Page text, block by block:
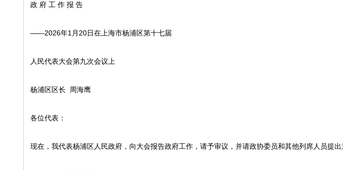
政 府 工 作 报 告
——2026年1月20日在上海市杨浦区第十七届
人民代表大会第九次会议上
杨浦区区长 周海鹰
各位代表：
现在，我代表杨浦区人民政府，向大会报告政府工作，请予审议，并请政协委员和其他列席人员提出